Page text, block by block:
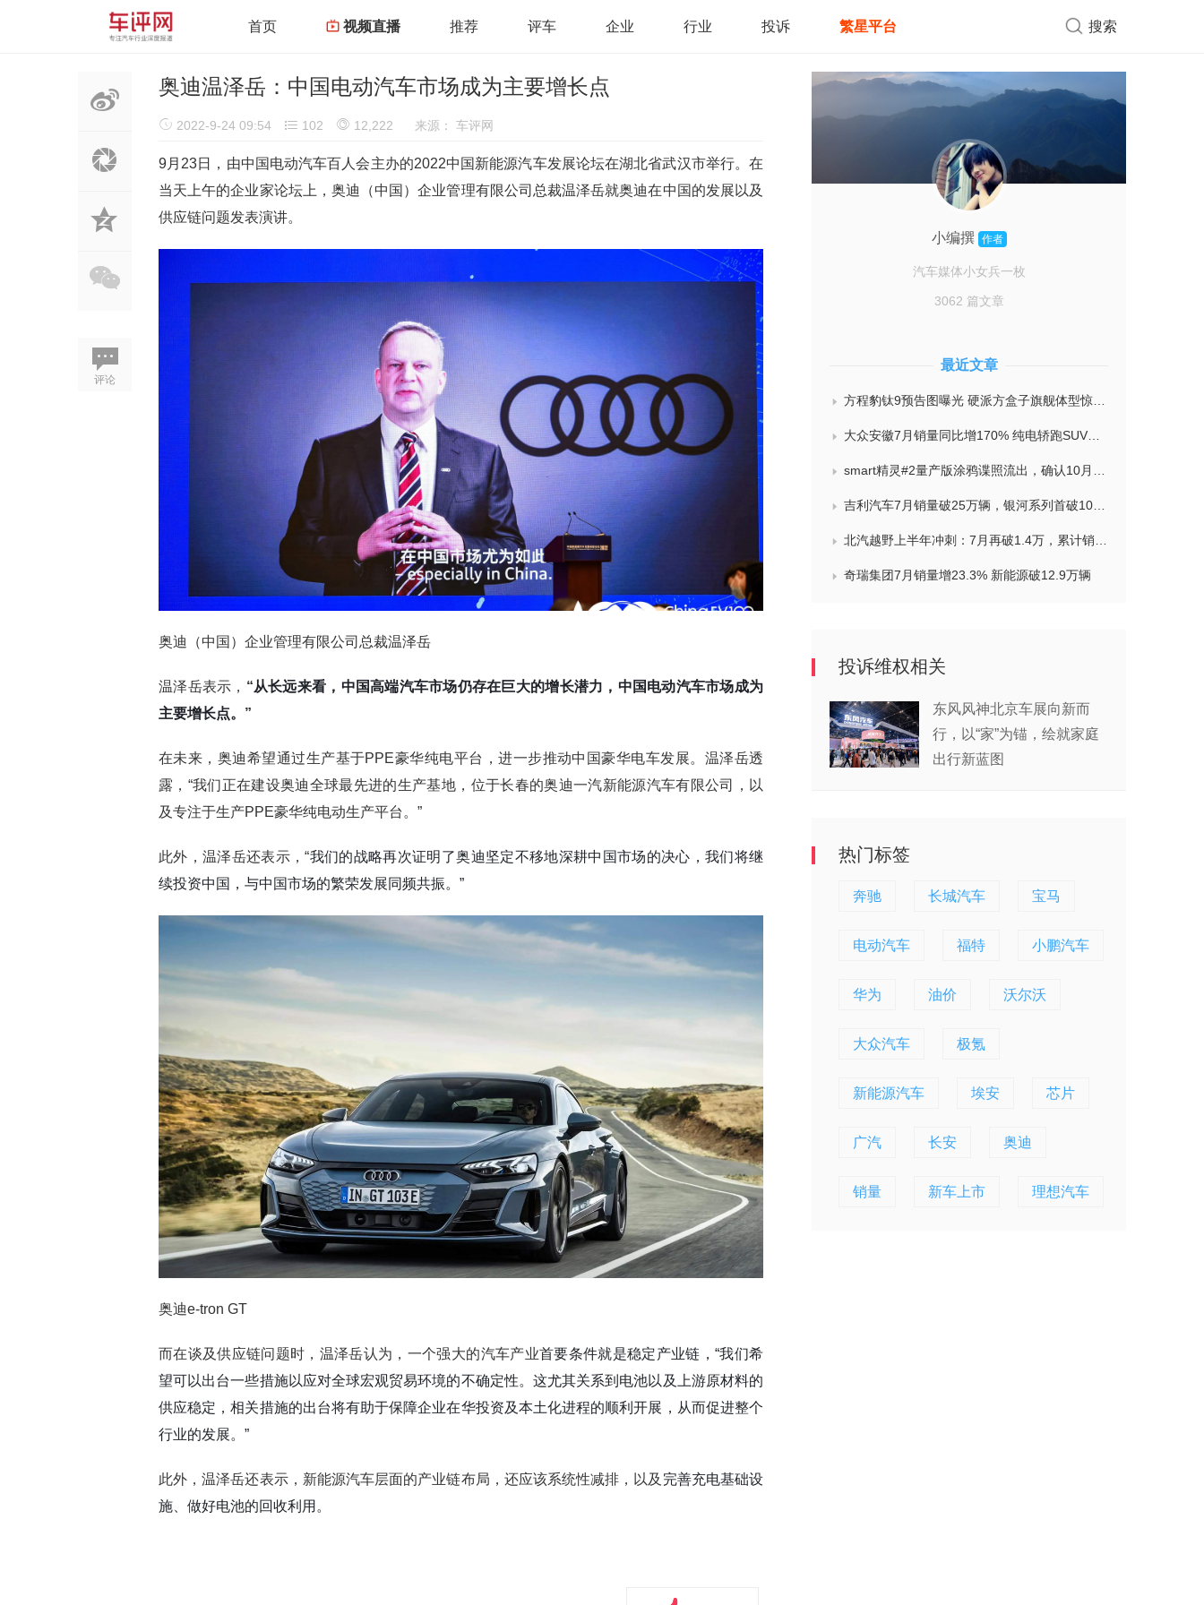
首页 视频直播 推荐 评车 企业 行业 投诉 繁星平台 搜索
评论
奥迪温泽岳：中国电动汽车市场成为主要增长点
2022-9-24 09:54 102 12,222 来源： 车评网
9月23日，由中国电动汽车百人会主办的2022中国新能源汽车发展论坛在湖北省武汉市举行。在
当天上午的企业家论坛上，奥迪（中国）企业管理有限公司总裁温泽岳就奥迪在中国的发展以及
供应链问题发表演讲。
奥迪（中国）企业管理有限公司总裁温泽岳
温泽岳表示， “从长远来看，中国高端汽车市场仍存在巨大的增长潜力，中国电动汽车市场成为
主要增长点。 ”
在未来，奥迪希望通过生产基于PPE豪华纯电平台，进一步推动中国豪华电车发展。温泽岳透
露，“我们正在建设奥迪全球最先进的生产基地，位于长春的奥迪一汽新能源汽车有限公司，以
及专注于生产PPE豪华纯电动生产平台。”
此外，温泽岳还表示，“我们的战略再次证明了奥迪坚定不移地深耕中国市场的决心，我们将继
续投资中国，与中国市场的繁荣发展同频共振。”
奥迪e-tron GT
而在谈及供应链问题时，温泽岳认为，一个强大的汽车产业首要条件就是稳定产业链，“我们希
望可以出台一些措施以应对全球宏观贸易环境的不确定性。这尤其关系到电池以及上游原材料的
供应稳定，相关措施的出台将有助于保障企业在华投资及本土化进程的顺利开展，从而促进整个
行业的发展。”
此外，温泽岳还表示，新能源汽车层面的产业链布局，还应该系统性减排，以及 完善充电基础设
施、做好电池的回收利用。
小编撰 作者
汽车媒体小女兵一枚
3062 篇文章
最近文章
方程豹钛9预告图曝光 硬派方盒子旗舰体型惊人 预计下半年首发
大众安徽7月销量同比增170% 纯电轿跑SUV与众09下半年登场
smart精灵#2量产版涂鸦谍照流出，确认10月巴黎车展首秀
吉利汽车7月销量破25万辆，银河系列首破10万创新高
北汽越野上半年冲刺：7月再破1.4万，累计销量领跑硬派市场
奇瑞集团7月销量增23.3% 新能源破12.9万辆
投诉维权相关
东风风神北京车展向新而
行，以“家”为锚，绘就家庭
出行新蓝图
热门标签
奔驰 长城汽车 宝马
电动汽车 福特 小鹏汽车
华为 油价 沃尔沃
大众汽车 极氪
新能源汽车 埃安 芯片
广汽 长安 奥迪
销量 新车上市 理想汽车